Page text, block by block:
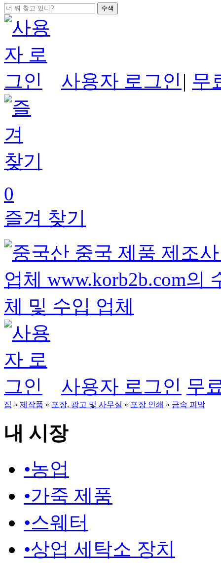
수색
사용자 로그인 | 무
0
즐겨 찾기
사용자 로그인 무
집 » 제작품 » 포장, 광고 및 사무실 » 포장 인쇄 » 금속 피막
내 시장
•농업
•가죽 제품
•스웨터
•상업 세탁소 장치